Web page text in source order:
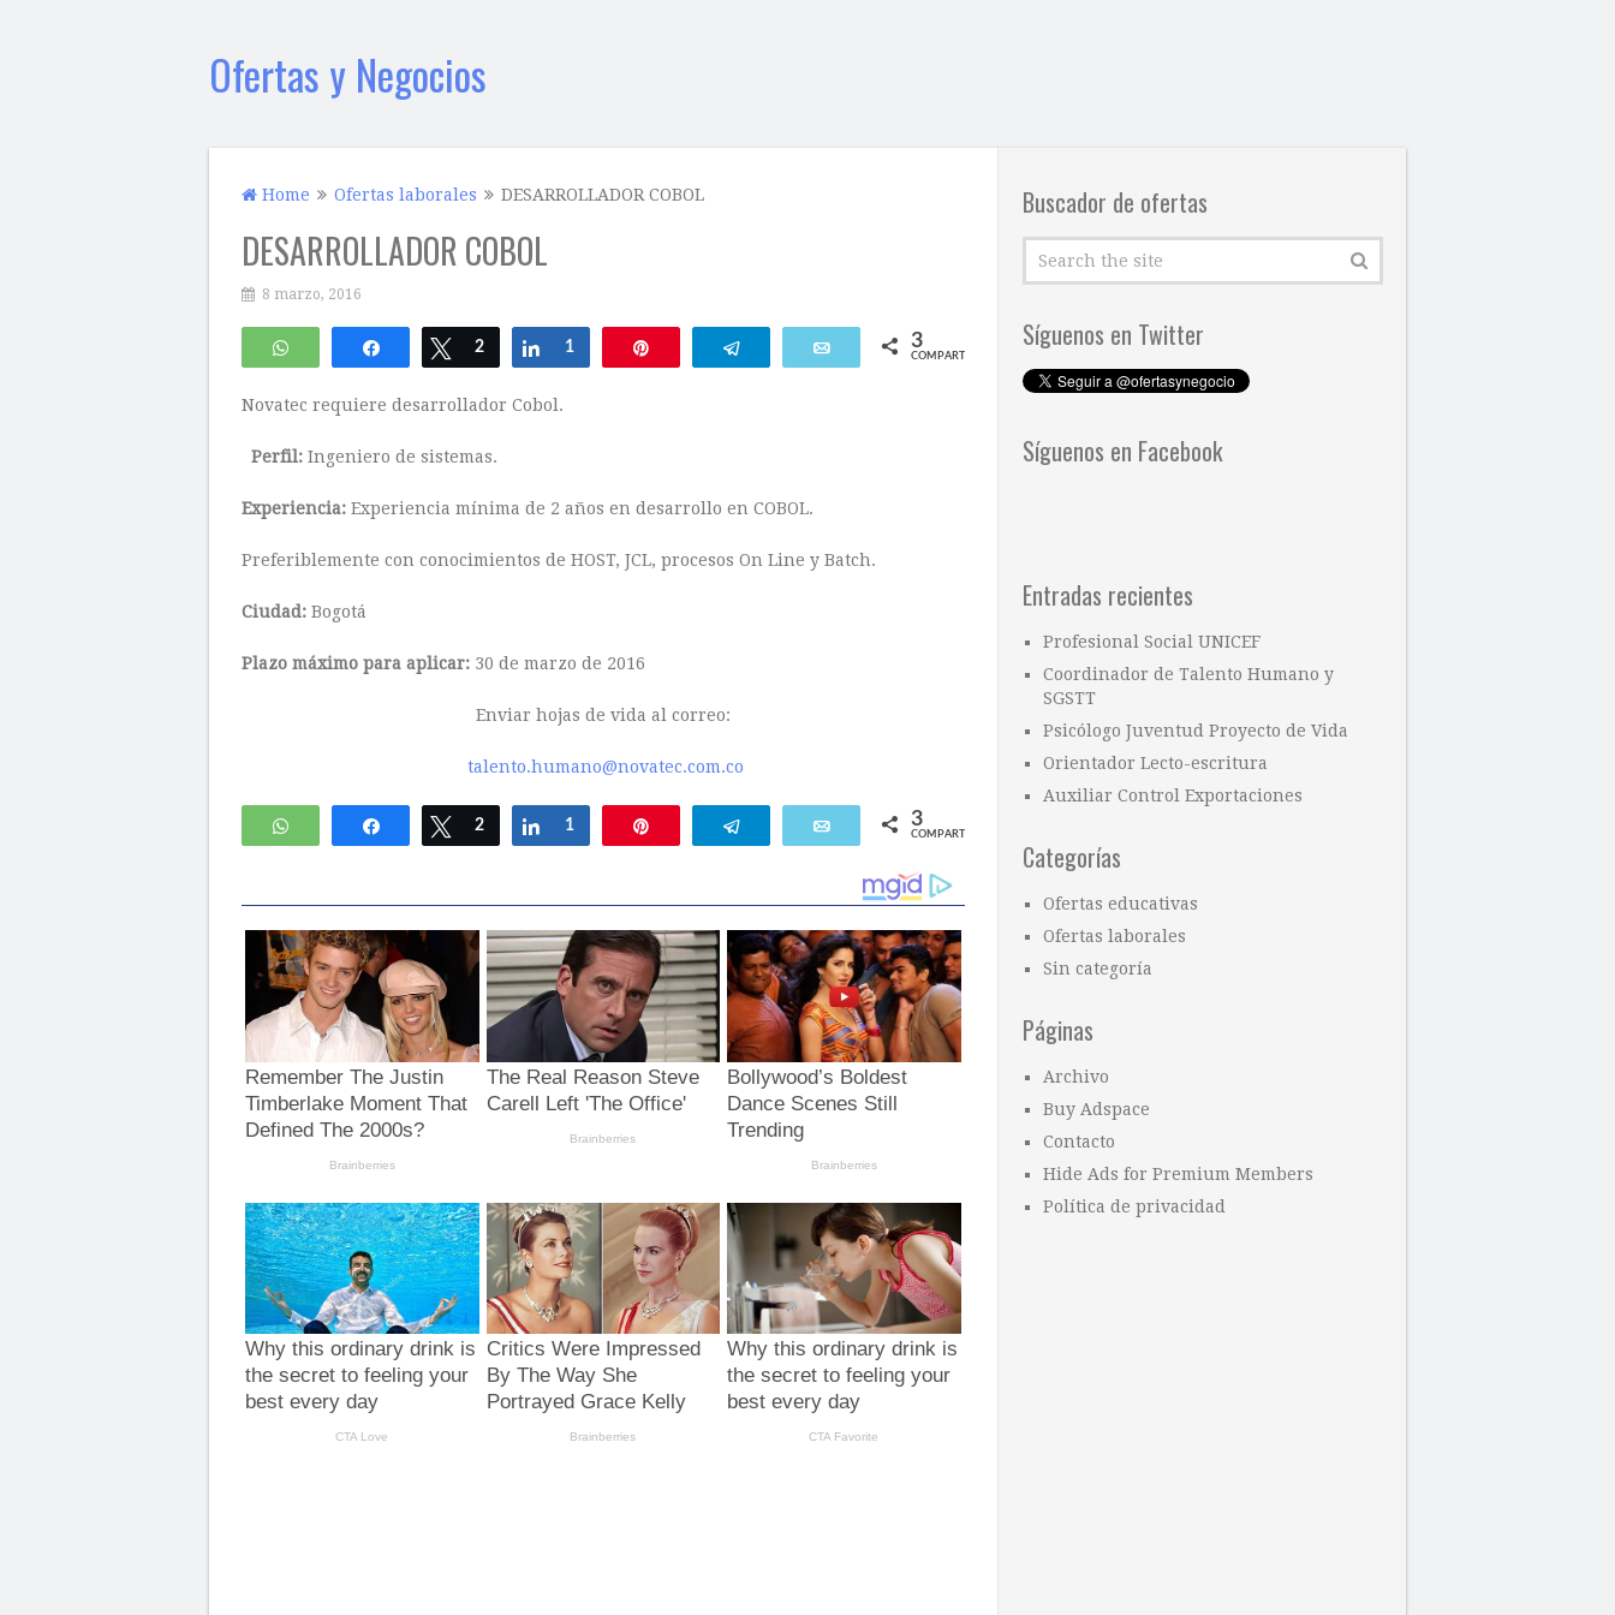
Ofertas y Negocios
Home Ofertas laborales DESARROLLADOR COBOL
DESARROLLADOR COBOL
8 marzo, 2016
WhatsApp Compartir Twittear
2 Compartir
1 Telegram Email 3
COMPARTIR
Novatec requiere desarrollador Cobol.
Perfil: Ingeniero de sistemas.
Experiencia: Experiencia mínima de 2 años en desarrollo en COBOL.
Preferiblemente con conocimientos de HOST, JCL, procesos On Line y Batch.
Ciudad: Bogotá
Plazo máximo para aplicar: 30 de marzo de 2016
Enviar hojas de vida al correo:
talento.humano@novatec.com.co
WhatsApp Compartir Twittear
2 Compartir
1 Telegram Email 3
COMPARTIR
Buscador de ofertas
Síguenos en Twitter
Síguenos en Facebook
Entradas recientes
Profesional Social UNICEF
Coordinador de Talento Humano y
SGSTT
Psicólogo Juventud Proyecto de Vida
Orientador Lecto-escritura
Auxiliar Control Exportaciones
Categorías
Ofertas educativas
Ofertas laborales
Sin categoría
Páginas
Archivo
Buy Adspace
Contacto
Hide Ads for Premium Members
Política de privacidad